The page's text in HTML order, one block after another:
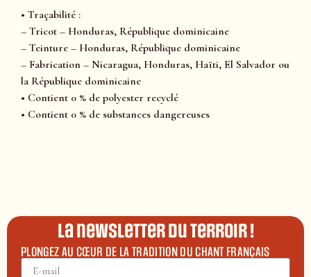
• Traçabilité :
– Tricot – Honduras, République dominicaine
– Teinture – Honduras, République dominicaine
– Fabrication – Nicaragua, Honduras, Haïti, El Salvador ou
la République dominicaine
• Contient 0 % de polyester recyclé
• Contient 0 % de substances dangereuses
La newsletter du terroir !
PLONGEZ AU CŒUR DE LA TRADITION DU CHANT FRANÇAIS